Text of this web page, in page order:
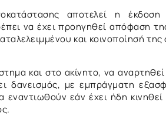
αποτελεί η
να έχει προηγηθεί απόφαση
και κοινοποίησή
και στο ακίνητο, να
δανεισμός, με εμπράγματη
εάν έχει ήδη κινηθεί